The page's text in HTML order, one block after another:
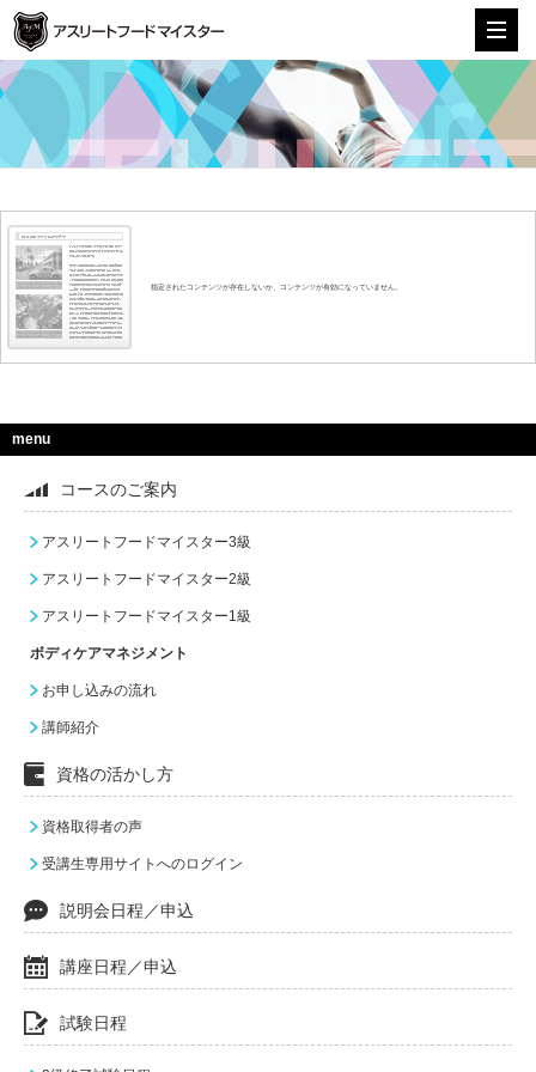
指定されたコンテンツが存在しないか、コンテンツが有効になっていません。
menu
コースのご案内
アスリートフードマイスター3級
アスリートフードマイスター2級
アスリートフードマイスター1級
ボディケアマネジメント
お申し込みの流れ
講師紹介
資格の活かし方
資格取得者の声
受講生専用サイトへのログイン
説明会日程／申込
講座日程／申込
試験日程